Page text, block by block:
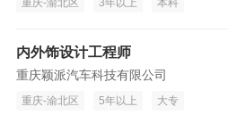
重庆-渝北区 3年以上 本科
内外饰设计工程师
重庆颖派汽车科技有限公司
重庆-渝北区 5年以上 大专